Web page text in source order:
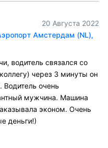
20 Августа 2022
Амстердам (NL),
водитель связался со
через 3 минуты он
очень
мужчина. Машина
эконом. Очень
деньги!)